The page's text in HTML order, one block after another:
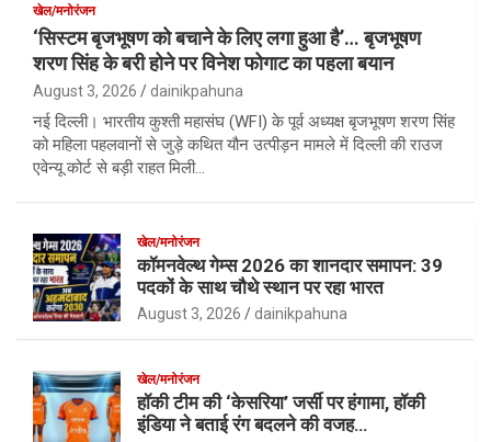
खेल/मनोरंजन
‘सिस्टम बृजभूषण को बचाने के लिए लगा हुआ है’… बृजभूषण
शरण सिंह के बरी होने पर विनेश फोगाट का पहला बयान
August 3, 2026 dainikpahuna
नई दिल्ली। भारतीय कुश्ती महासंघ (WFI) के पूर्व अध्यक्ष बृजभूषण शरण सिंह
को महिला पहलवानों से जुड़े कथित यौन उत्पीड़न मामले में दिल्ली की राउज
एवेन्यू कोर्ट से बड़ी राहत मिली…
खेल/मनोरंजन
कॉमनवेल्थ गेम्स 2026 का शानदार समापन: 39
पदकों के साथ चौथे स्थान पर रहा भारत
August 3, 2026 dainikpahuna
खेल/मनोरंजन
हॉकी टीम की ‘केसरिया’ जर्सी पर हंगामा, हॉकी
इंडिया ने बताई रंग बदलने की वजह…